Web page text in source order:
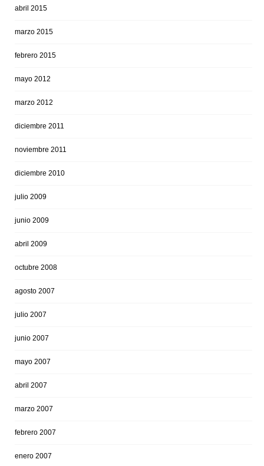
abril 2015
marzo 2015
febrero 2015
mayo 2012
marzo 2012
diciembre 2011
noviembre 2011
diciembre 2010
julio 2009
junio 2009
abril 2009
octubre 2008
agosto 2007
julio 2007
junio 2007
mayo 2007
abril 2007
marzo 2007
febrero 2007
enero 2007